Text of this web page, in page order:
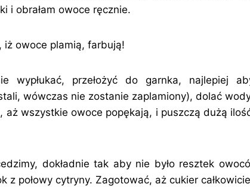
i obrałam owoce ręcznie.
iż owoce plamią, farbują!
wypłukać, przełożyć do garnka, najlepiej
wówczas nie zostanie zaplamiony), dolać
aż wszystkie owoce popękają, i puszczą dużą
dokładnie tak aby nie było resztek
z połowy cytryny. Zagotować, aż cukier